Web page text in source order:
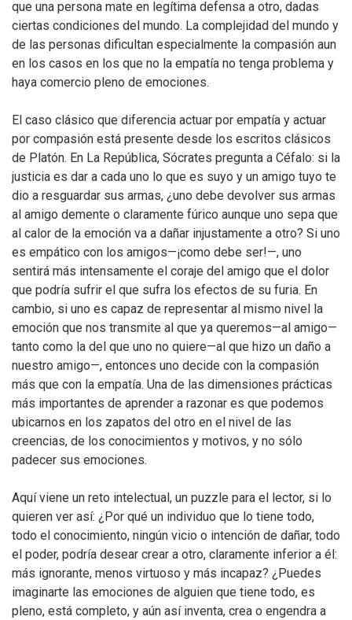
que una persona mate en legítima defensa a otro, dadas
ciertas condiciones del mundo. La complejidad del mundo y
de las personas dificultan especialmente la compasión aun
en los casos en los que no la empatía no tenga problema y
haya comercio pleno de emociones.
El caso clásico que diferencia actuar por empatía y actuar
por compasión está presente desde los escritos clásicos
de Platón. En La República, Sócrates pregunta a Céfalo: si la
justicia es dar a cada uno lo que es suyo y un amigo tuyo te
dio a resguardar sus armas, ¿uno debe devolver sus armas
al amigo demente o claramente fúrico aunque uno sepa que
al calor de la emoción va a dañar injustamente a otro? Si uno
es empático con los amigos—¡como debe ser!—, uno
sentirá más intensamente el coraje del amigo que el dolor
que podría sufrir el que sufra los efectos de su furia. En
cambio, si uno es capaz de representar al mismo nivel la
emoción que nos transmite al que ya queremos—al amigo—
tanto como la del que uno no quiere—al que hizo un daño a
nuestro amigo—, entonces uno decide con la compasión
más que con la empatía. Una de las dimensiones prácticas
más importantes de aprender a razonar es que podemos
ubicarnos en los zapatos del otro en el nivel de las
creencias, de los conocimientos y motivos, y no sólo
padecer sus emociones.
Aquí viene un reto intelectual, un puzzle para el lector, si lo
quieren ver así: ¿Por qué un individuo que lo tiene todo,
todo el conocimiento, ningún vicio o intención de dañar, todo
el poder, podría desear crear a otro, claramente inferior a él:
más ignorante, menos virtuoso y más incapaz? ¿Puedes
imaginarte las emociones de alguien que tiene todo, es
pleno, está completo, y aún así inventa, crea o engendra a